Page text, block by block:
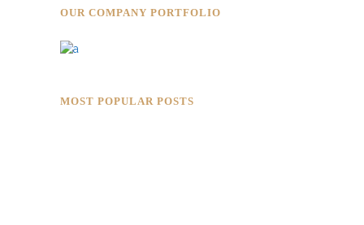
OUR COMPANY PORTFOLIO
MOST POPULAR POSTS